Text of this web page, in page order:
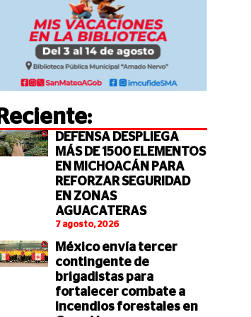
Reciente:
DEFENSA DESPLIEGA
MÁS DE 1500 ELEMENTOS
EN MICHOACÁN PARA
REFORZAR SEGURIDAD
EN ZONAS
AGUACATERAS
7 agosto, 2026
México envía tercer
contingente de
brigadistas para
fortalecer combate a
incendios forestales en